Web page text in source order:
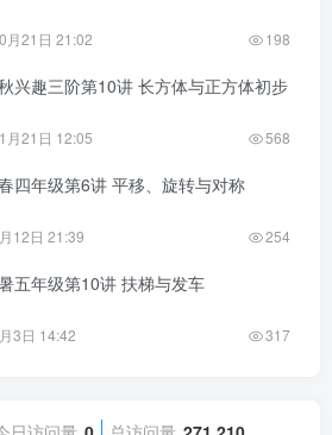
月21日 21:02 198
兴趣三阶第10讲 长方体与正方体初步
月21日 12:05 568
四年级第6讲 平移、旋转与对称
12日 21:39 254
五年级第10讲 扶梯与发车
3日 14:42 317